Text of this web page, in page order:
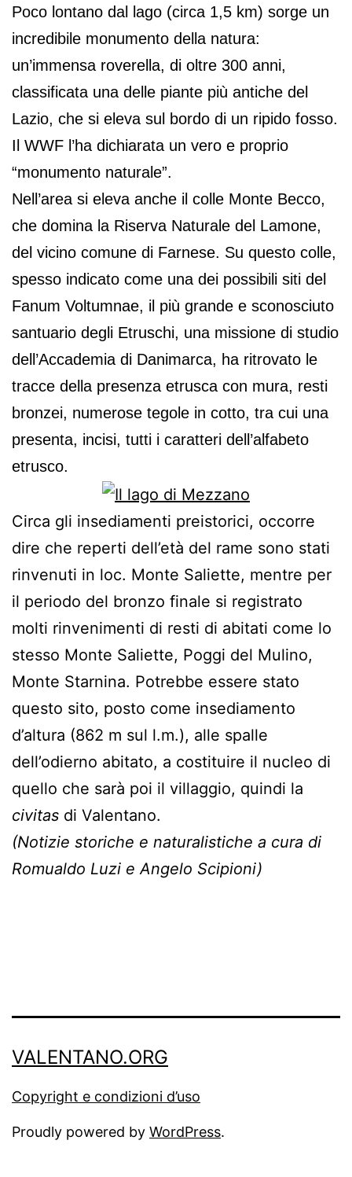
Poco lontano dal lago (circa 1,5 km) sorge un
incredibile monumento della natura:
un’immensa roverella, di oltre 300 anni,
classificata una delle piante più antiche del
Lazio, che si eleva sul bordo di un ripido fosso.
Il WWF l’ha dichiarata un vero e proprio
“monumento naturale”.
Nell’area si eleva anche il colle Monte Becco,
che domina la Riserva Naturale del Lamone,
del vicino comune di Farnese. Su questo colle,
spesso indicato come una dei possibili siti del
Fanum Voltumnae, il più grande e sconosciuto
santuario degli Etruschi, una missione di studio
dell’Accademia di Danimarca, ha ritrovato le
tracce della presenza etrusca con mura, resti
bronzei, numerose tegole in cotto, tra cui una
presenta, incisi, tutti i caratteri dell’alfabeto
etrusco.
Circa gli insediamenti preistorici, occorre
dire che reperti dell’età del rame sono stati
rinvenuti in loc. Monte Saliette, mentre per
il periodo del bronzo finale si registrato
molti rinvenimenti di resti di abitati come lo
stesso Monte Saliette, Poggi del Mulino,
Monte Starnina. Potrebbe essere stato
questo sito, posto come insediamento
d’altura (862 m sul l.m.), alle spalle
dell’odierno abitato, a costituire il nucleo di
quello che sarà poi il villaggio, quindi la
civitas di Valentano.
(Notizie storiche e naturalistiche a cura di
Romualdo Luzi e Angelo Scipioni)
VALENTANO.ORG
Copyright e condizioni d’uso
Proudly powered by WordPress.